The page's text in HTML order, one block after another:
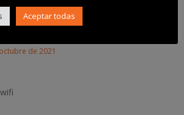
la Lista Robinson para
de 2021
Aceptar todas